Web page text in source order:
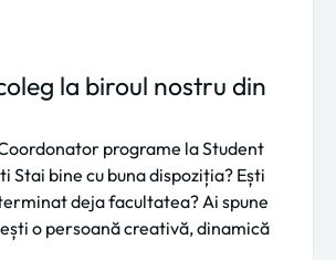
la biroul nostru din
programe la Student
Stai bine cu buna dispoziția? Ești
deja facultatea? Ai spune
o persoană creativă, dinamică